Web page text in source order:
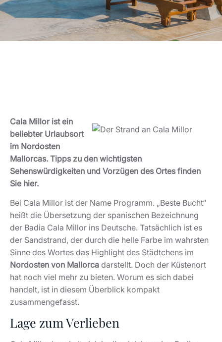
Cala Millor ist ein
beliebter Urlaubsort
im Nordosten
Mallorcas. Tipps zu den wichtigsten
Sehenswürdigkeiten und Vorzügen des Ortes finden
Sie hier.
Bei Cala Millor ist der Name Programm. „Beste Bucht“
heißt die Übersetzung der spanischen Bezeichnung
der Badia Cala Millor ins Deutsche. Tatsächlich ist es
der Sandstrand, der durch die helle Farbe im wahrsten
Sinne des Wortes das Highlight des Städtchens im
Nordosten von Mallorca darstellt. Doch der Küstenort
hat noch viel mehr zu bieten. Worum es sich dabei
handelt, ist in diesem Überblick kompakt
zusammengefasst.
Lage zum Verlieben